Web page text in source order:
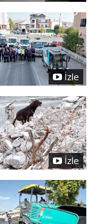
İzle
İzle